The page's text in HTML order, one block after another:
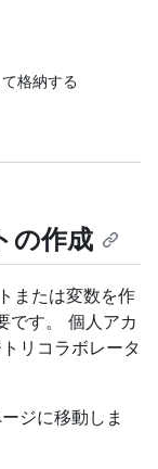
格納する
の作成
または変数を作
です。 個人アカ
リコラボレータ
ジに移動しま